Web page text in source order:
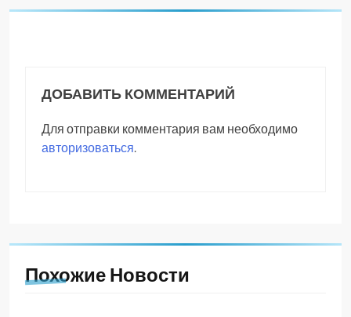
ДОБАВИТЬ КОММЕНТАРИЙ
Для отправки комментария вам необходимо
авторизоваться.
Похожие Новости